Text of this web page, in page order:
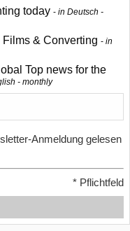
today
in Deutsch -
& Converting
in
Top news for the
- monthly
Anmeldung gelesen
* Pflichtfeld